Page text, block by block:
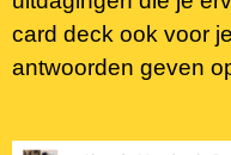
card deck ook voor
antwoorden geven